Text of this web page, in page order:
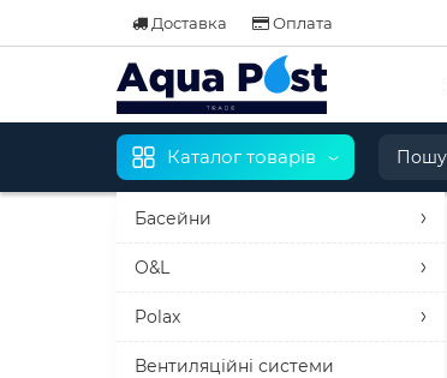
Доставка Оплата
Каталог товарів
Басейни
O&L
Polax
Вентиляційні системи